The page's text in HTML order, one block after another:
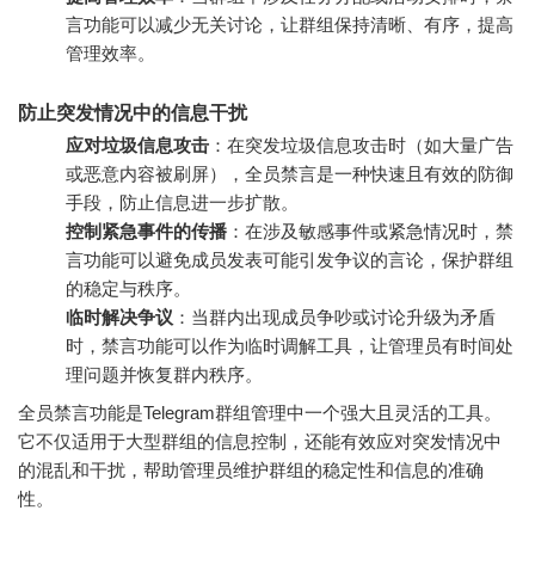
言功能可以减少无关讨论，让群组保持清晰、有序，提高
管理效率。
防止突发情况中的信息干扰
应对垃圾信息攻击 ：在突发垃圾信息攻击时（如大量广告
或恶意内容被刷屏），全员禁言是一种快速且有效的防御
手段，防止信息进一步扩散。
控制紧急事件的传播 ：在涉及敏感事件或紧急情况时，禁
言功能可以避免成员发表可能引发争议的言论，保护群组
的稳定与秩序。
临时解决争议 ：当群内出现成员争吵或讨论升级为矛盾
时，禁言功能可以作为临时调解工具，让管理员有时间处
理问题并恢复群内秩序。
全员禁言功能是Telegram群组管理中一个强大且灵活的工具。
它不仅适用于大型群组的信息控制，还能有效应对突发情况中
的混乱和干扰，帮助管理员维护群组的稳定性和信息的准确
性。